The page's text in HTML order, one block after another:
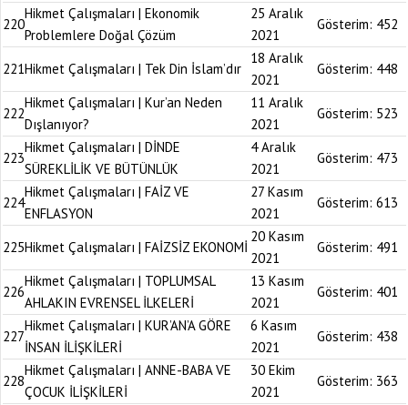
220
Hikmet Çalışmaları | Ekonomik
Problemlere Doğal Çözüm
25 Aralık
2021
Gösterim: 452
221Hikmet Çalışmaları | Tek Din İslam’dır
18 Aralık
2021
Gösterim: 448
222
Hikmet Çalışmaları | Kur’an Neden
Dışlanıyor?
11 Aralık
2021
Gösterim: 523
223
Hikmet Çalışmaları | DİNDE
SÜREKLİLİK VE BÜTÜNLÜK
4 Aralık
2021
Gösterim: 473
224
Hikmet Çalışmaları | FAİZ VE
ENFLASYON
27 Kasım
2021
Gösterim: 613
225Hikmet Çalışmaları | FAİZSİZ EKONOMİ
20 Kasım
2021
Gösterim: 491
226
Hikmet Çalışmaları | TOPLUMSAL
AHLAKIN EVRENSEL İLKELERİ
13 Kasım
2021
Gösterim: 401
227
Hikmet Çalışmaları | KUR’AN’A GÖRE
İNSAN İLİŞKİLERİ
6 Kasım
2021
Gösterim: 438
228
Hikmet Çalışmaları | ANNE-BABA VE
ÇOCUK İLİŞKİLERİ
30 Ekim
2021
Gösterim: 363